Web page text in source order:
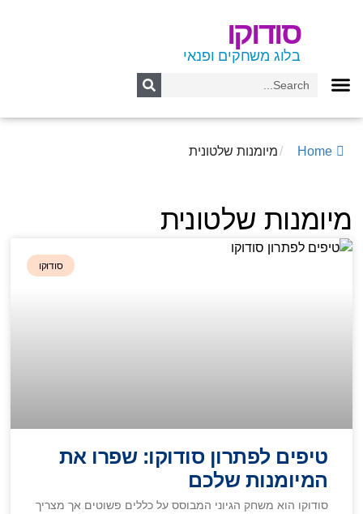
סודוקו
בלוג משחקים ופנאי
Home
/מיומנות שלטונית
מיומנות שלטונית
סודוקו
טיפים לפתרון סודוקו: שפרו את
המיומנות שלכם
סודוקו הוא משחק הגיוני המבוסס על כללים פשוטים אך מצריך